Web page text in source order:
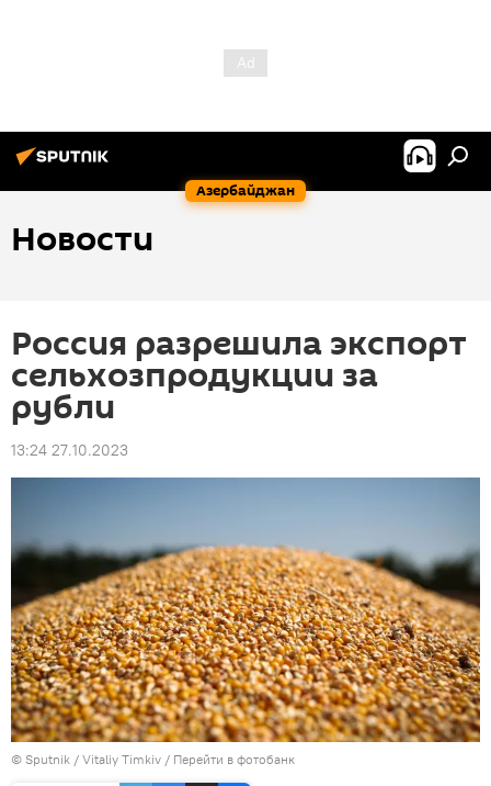
Азербайджан
Новости
Россия разрешила экспорт
сельхозпродукции за
рубли
13:24 27.10.2023
© Sputnik / Vitaliy Timkiv / Перейти в фотобанк